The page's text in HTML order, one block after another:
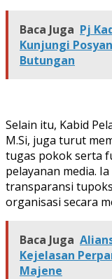
Baca Juga Pj
Kunjungi
Butungan
Selain itu, Kabid
M.Si, juga turut
tugas pokok serta
pelayanan media.
transparansi
organisasi secara
Baca Juga
Kejelasan
Majene